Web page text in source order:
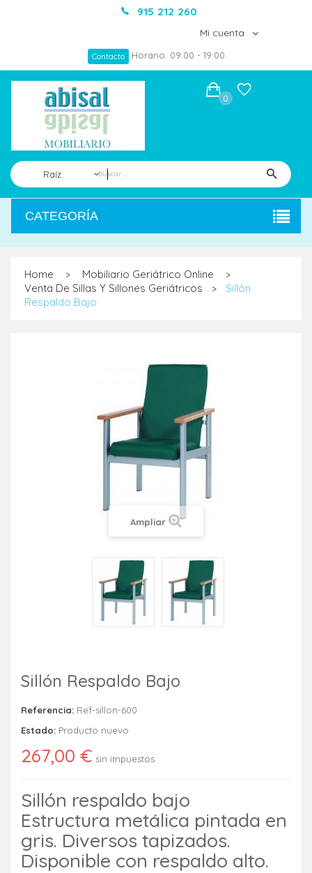
915 212 260
Mi cuenta
Contacto Horario: 09:00 - 19:00
Raíz
0
CATEGORÍA
Home > Mobiliario Geriátrico Online >
Venta De Sillas Y Sillones Geriátricos >
Sillón
Respaldo Bajo
Ampliar
Sillón Respaldo Bajo
Referencia: Ref-sillon-600
Estado: Producto nuevo
267,00 € sin impuestos
Sillón respaldo bajo
Estructura metálica pintada en
gris. Diversos tapizados.
Disponible con respaldo alto.